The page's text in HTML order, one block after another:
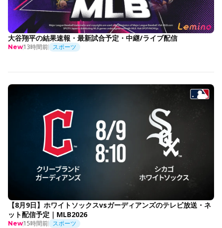
大谷翔平の結果速報・最新試合予定・中継/ライブ配信
New13時間前 スポーツ
【8月9日】ホワイトソックスvsガーディアンズのテレビ放送・ネ
ット配信予定｜MLB2026
New15時間前 スポーツ